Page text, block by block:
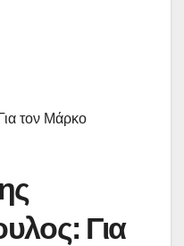
τον Μάρκο
Για